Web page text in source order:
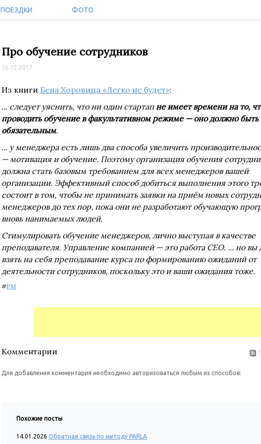
ПОЕЗДКИ ФОТО
Про обучение сотрудников
15.12.2017
Из книги Бена Хоровица «Легко не будет»:
... следует уяснить, что ни один стартапне имеет времени на то,
проводить обучение в факультативном режиме — оно должно быть
обязательным.
... у менеджера есть лишь два способа увеличить
— мотивация и обучение. Поэтому организация обучения
должна стать базовым требованием для всех менеджеров вашей
организации. Эффективный способ добиться выполнения этого
состоит в том, чтобы не принимать заявки на приём новых
менеджеров до тех пор, пока они не разработают обучающую
вновь нанимаемых людей.
Стимулировать обучение менеджеров, лично выступая в качестве
преподавателя. Управление компанией — это работа CEO. ... но
взять на себя преподавание курса по формированию ожиданий от
деятельности сотрудников, поскольку это и ваши ожидания тоже.
#PM
Комментарии
Для добавления комментария необходимо авторизоваться любым из способов:
Похожие посты
14.01.2026 Обратная связь по методу PARLA